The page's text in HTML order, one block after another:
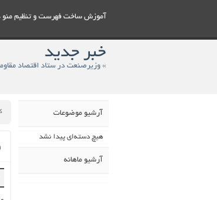
آموزش ساخت فهرست و تنظيم
خبر جدید
آرشیو موضوعات
هیچ دسته‌ای پیدا نشد
آرشیو ماهانه